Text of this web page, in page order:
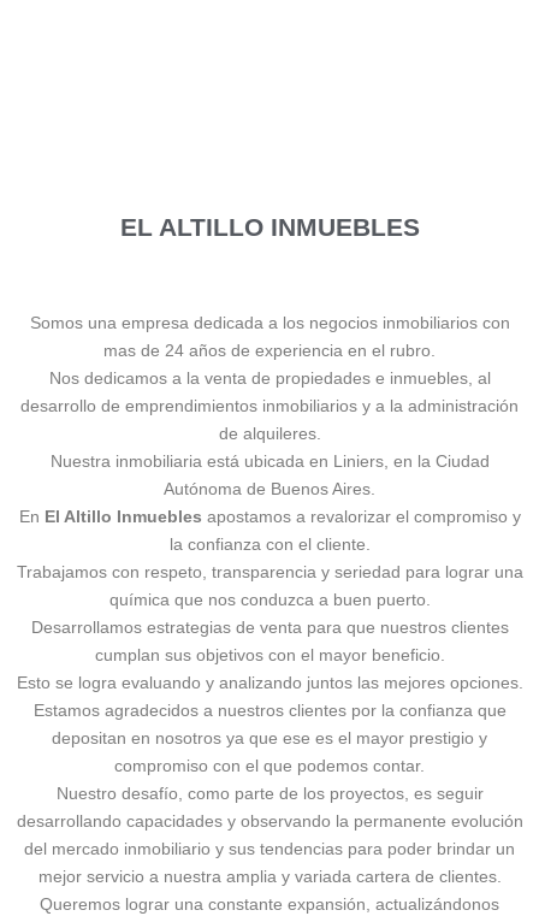
EL ALTILLO INMUEBLES
Somos una empresa dedicada a los negocios inmobiliarios con
mas de 24 años de experiencia en el rubro.
Nos dedicamos a la venta de propiedades e inmuebles, al
desarrollo de emprendimientos inmobiliarios y a la administración
de alquileres.
Nuestra inmobiliaria está ubicada en Liniers, en la Ciudad
Autónoma de Buenos Aires.
En El Altillo Inmuebles apostamos a revalorizar el compromiso y
la confianza con el cliente.
Trabajamos con respeto, transparencia y seriedad para lograr una
química que nos conduzca a buen puerto.
Desarrollamos estrategias de venta para que nuestros clientes
cumplan sus objetivos con el mayor beneficio.
Esto se logra evaluando y analizando juntos las mejores opciones.
Estamos agradecidos a nuestros clientes por la confianza que
depositan en nosotros ya que ese es el mayor prestigio y
compromiso con el que podemos contar.
Nuestro desafío, como parte de los proyectos, es seguir
desarrollando capacidades y observando la permanente evolución
del mercado inmobiliario y sus tendencias para poder brindar un
mejor servicio a nuestra amplia y variada cartera de clientes.
Queremos lograr una constante expansión, actualizándonos